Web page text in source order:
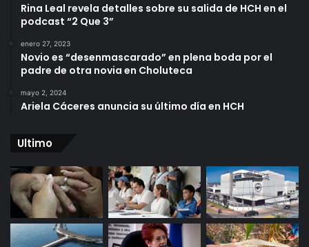
Rina Leal revela detalles sobre su salida de HCH en el
podcast “2 Que 3”
enero 27, 2023
Novio es “desenmascarado” en plena boda por el
padre de otra novia en Choluteca
mayo 2, 2024
Ariela Cáceres anuncia su último día en HCH
Ultimo